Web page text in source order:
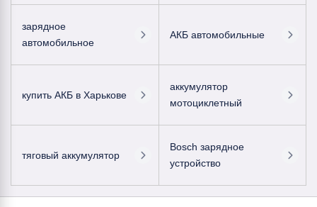
зарядное
автомобильное
АКБ автомобильные
купить АКБ в Харькове
аккумулятор
мотоциклетный
тяговый аккумулятор
Bosch зарядное
устройство